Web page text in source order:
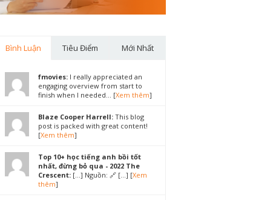
Bình Luận Tiêu Điểm Mới Nhất
fmovies: I really appreciated an
engaging overview from start to
finish when I needed... [Xem thêm]
Blaze Cooper Harrell: This blog
post is packed with great content!
[Xem thêm]
Top 10+ học tiếng anh bồi tốt
nhất, đừng bỏ qua - 2022 The
Crescent: […] Nguồn: 🔗 […] [Xem
thêm]